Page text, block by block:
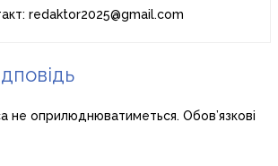
redaktor2025@gmail.com
не оприлюднюватиметься. Обов’язкові